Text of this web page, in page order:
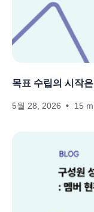
목표 수립의 시작
5월 28, 2026 15